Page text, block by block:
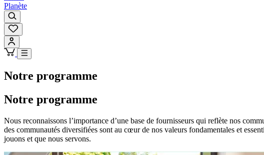
Planète
Notre programme
Notre programme
Nous reconnaissons l’importance d’une base de fournisseurs qui reflète nos
des communautés diversifiées sont au cœur de nos valeurs fondamentales et
jouons et que nous servons.